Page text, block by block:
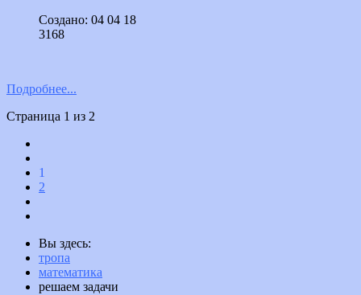
Создано: 04 04 18
3168
Подробнее...
Страница 1 из 2
1
2
Вы здесь:
тропа
математика
решаем задачи